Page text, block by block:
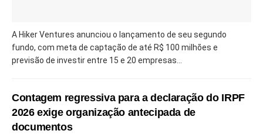
A Hiker Ventures anunciou o lançamento de seu segundo
fundo, com meta de captação de até R$ 100 milhões e
previsão de investir entre 15 e 20 empresas...
Contagem regressiva para a declaração do IRPF
2026 exige organização antecipada de
documentos